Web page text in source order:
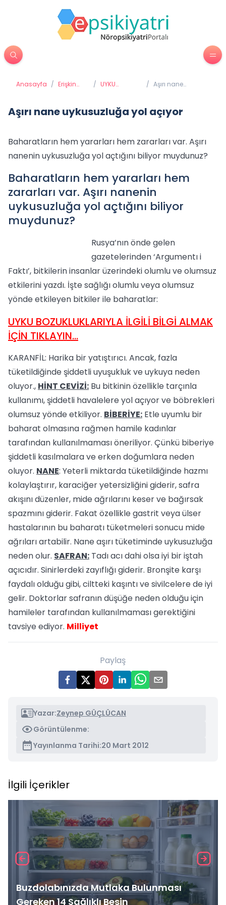
Anasayfa / Erişkin
/ UYKU
/ Aşırı nane
Aşırı nane uykusuzluğa yol açıyor
Baharatların hem yararları hem zararları var. Aşırı
nanenin uykusuzluğa yol açtığını biliyor muydunuz?
Baharatların hem yararları hem
zararları var. Aşırı nanenin
uykusuzluğa yol açtığını biliyor
muydunuz?
Rusya’nın önde gelen
gazetelerinden ‘Argumentı i
Faktı’, bitkilerin insanlar üzerindeki olumlu ve olumsuz
etkilerini yazdı. İşte sağlığı olumlu veya olumsuz
yönde etkileyen bitkiler ile baharatlar:
UYKU BOZUKLUKLARIYLA İLGİLİ BİLGİ ALMAK
İÇİN TIKLAYIN...
KARANFİL: Harika bir yatıştırıcı. Ancak, fazla
tüketildiğinde şiddetli uyuşukluk ve uykuya neden
oluyor., HİNT CEVİZİ: Bu bitkinin özellikle tarçınla
kullanımı, şiddetli havalelere yol açıyor ve böbrekleri
olumsuz yönde etkiliyor. BİBERİYE: Etle uyumlu bir
baharat olmasına rağmen hamile kadınlar
tarafından kullanılmaması öneriliyor. Çünkü biberiye
şiddetli kasılmalara ve erken doğumlara neden
oluyor. NANE: Yeterli miktarda tüketildiğinde hazmı
kolaylaştırır, karaciğer yetersizliğini giderir, safra
akışını düzenler, mide ağrılarını keser ve bağırsak
spazmını giderir. Fakat özellikle gastrit veya ülser
hastalarının bu baharatı tüketmeleri sonucu mide
ağrıları artabilir. Nane aşırı tüketiminde uykusuzluğa
neden olur. SAFRAN: Tadı acı dahi olsa iyi bir iştah
açıcıdır. Sinirlerdeki zayıflığı giderir. Bronşite karşı
faydalı olduğu gibi, ciltteki kaşıntı ve sivilcelere de iyi
gelir. Doktorlar safranın düşüğe neden olduğu için
hamileler tarafından kullanılmaması gerektiğini
tavsiye ediyor. Milliyet
Paylaş
Yazar:Zeynep GÜÇLÜCAN
Görüntülenme:
Yayınlanma Tarihi:20 Mart 2012
İlgili İçerikler
Buzdolabınızda Mutlaka Bulunması
Gereken 14 Sağlıklı Besin